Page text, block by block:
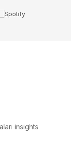
insights